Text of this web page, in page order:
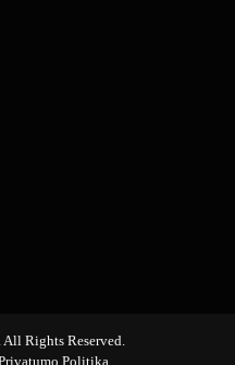
Rights Reserved.
Politika